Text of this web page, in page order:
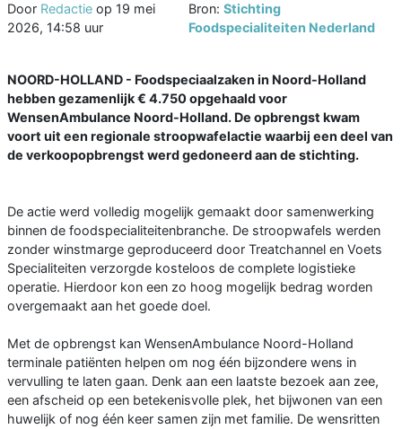
Door Redactie op 19 mei
2026, 14:58 uur
Bron:Stichting
Foodspecialiteiten Nederland
NOORD-HOLLAND - Foodspeciaalzaken in Noord-Holland
hebben gezamenlijk € 4.750 opgehaald voor
WensenAmbulance Noord-Holland. De opbrengst kwam
voort uit een regionale stroopwafelactie waarbij een deel van
de verkoopopbrengst werd gedoneerd aan de stichting.
De actie werd volledig mogelijk gemaakt door samenwerking
binnen de foodspecialiteitenbranche. De stroopwafels werden
zonder winstmarge geproduceerd door Treatchannel en Voets
Specialiteiten verzorgde kosteloos de complete logistieke
operatie. Hierdoor kon een zo hoog mogelijk bedrag worden
overgemaakt aan het goede doel.
Met de opbrengst kan WensenAmbulance Noord-Holland
terminale patiënten helpen om nog één bijzondere wens in
vervulling te laten gaan. Denk aan een laatste bezoek aan zee,
een afscheid op een betekenisvolle plek, het bijwonen van een
huwelijk of nog één keer samen zijn met familie. De wensritten